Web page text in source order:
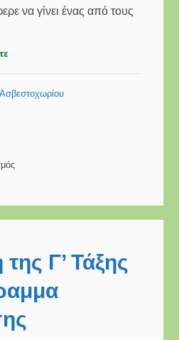
να γίνει ένας από τους
Γ’ Τάξης